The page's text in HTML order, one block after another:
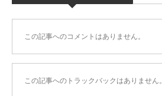
この記事へのコメントはありません。
この記事へのトラックバックはありません。